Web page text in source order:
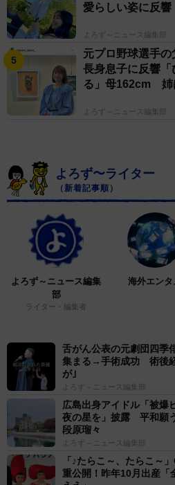
愛らしい姿に反響
よろず～ニュース編集部
元プロ野球選手
長身息子に反響
る」母162cm 姉
よろず～ニュース編集部
よろず〜ライター
（新着記事順）
よろず～ニュース編集
部
ライター・編集者
海外エンタ
舌がん公表の元劇団四
集まる→手術成功 術後
が｣
よろず～ニュース編集部
広島出身アイドル「被爆
夜の星を」披露 平和願
段原瑠々
よろず～ニュース編集部
「♪たらこ～、たらこ～
重公開！昨年10月出産「